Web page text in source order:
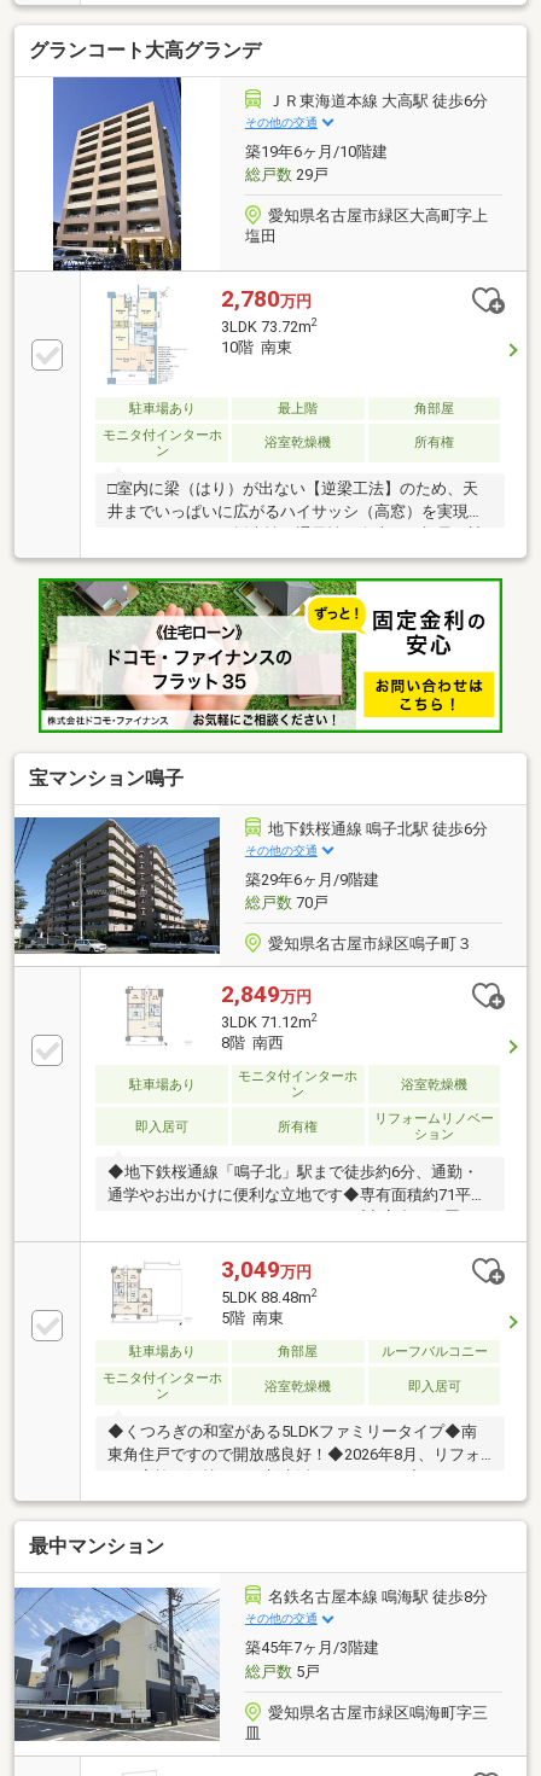
く子育て環境充実！！※当該マンションにはエレベー
ターはございませんので 事前にご了承ください。～
周辺環境～平子小学校：徒歩約4分（約300ｍ）左京山
中学校：徒歩約8分（約550ｍ）マックスバリュ左京山
店：徒歩約3分（約230ｍ）神明公園：徒歩約1分（約5
ｍ）名鉄名古屋本線「左京山駅」徒歩約5分！名鉄名
古屋本線「有松駅」徒歩約15分！名鉄名古屋本線「鳴
海駅」徒歩約20分！
グランコート大高グランデ
ＪＲ東海道本線 大高駅 徒歩6分
その他の交通
築19年6ヶ月/10階建
総戸数29戸
愛知県名古屋市緑区大高町字上
塩田
2,780万円
3LDK 73.72m2
10階 南東
駐車場あり 最上階
角部屋
モニタ付インターホ
ン
浴室乾燥機 所有権
□室内に梁（はり）が出ない【逆梁工法】のため、天
井までいっぱいに広がるハイサッシ（高窓）を実現し
る梁がないため、景色が絵画のように広がる開放感を
体感いただけます。□10階建の10階部分、3方向角住戸
の為、日当たり、眺望、通風良好です。□可動間仕切
採用しており、用途に合わせてお部屋を利用できま
す。□当マンションは災害時に避難所となる学校など
と同レベルの「耐震等級2」で設計されています。こ
れは建築基準法規定の「1.25倍」レベルの力にも崩壊
しない強度です。□浴室は「1418サイズ」の為、ゆっ
宝マンション鳴子
地下鉄桜通線 鳴子北駅 徒歩6分
その他の交通
築29年6ヶ月/9階建
総戸数70戸
愛知県名古屋市緑区鳴子町３
2,849万円
3LDK 71.12m2
8階 南西
駐車場あり
モニタ付インターホ
ン
浴室乾燥機
即入居可 所有権
リフォームリノベー
ション
◆地下鉄桜通線「鳴子北」駅まで徒歩約6分、通勤・
通学やお出かけに便利な立地です◆専有面積約71平米
8階のお部屋につき眺望良好◆南西向きバルコニーに
面したLDK◆リビングと和室は続き間ですので、空間
の広がりを感じられます！◆お料理をしながらリビン
グが見渡せる対面キッチン◆新規リフォーム物件！気
◆オートロック導入済み！セキュリティに配慮されて
います◆楽器の演奏ご相談ください（細則有）◆「鳴
子小学校」までは徒歩約4分、子育て世帯にもおすす
めの立地です！
3,049万円
5LDK 88.48m2
5階 南東
駐車場あり 角部屋
ルーフバルコニー
モニタ付インターホ
ン
浴室乾燥機 即入居可
◆くつろぎの和室がある5LDKファミリータイプ◆南
東角住戸ですので開放感良好！◆2026年8月、リフォ
約96平米のルーフガーデン付き！◆和室はお子様のお
昼寝やキッズスペースにも利用可◆LDKには開放感を
演出してくれる対面キッチン採用◆浴室乾燥機は花粉
の季節や雨の日のお洗濯にも活躍！◆オートロック導
入済み！セキュリティに配慮されています◆「鳴子小
学校」まで徒歩約4分、低学年のお子様もらくらく通
学できます！◆ちょっとしたお買い物に便利な「ファ
ミリーマート（鳴子北駅前店）」まで徒歩4約分！
最中マンション
名鉄名古屋本線 鳴海駅 徒歩8分
その他の交通
築45年7ヶ月/3階建
総戸数5戸
愛知県名古屋市緑区鳴海町字三
皿